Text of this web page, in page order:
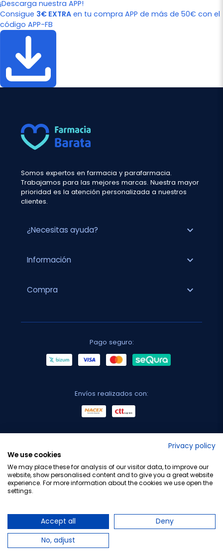
¡Descarga nuestra APP!
Consigue 3€ EXTRA en tu compra APP de más de 50€ con el
código APP-FB
Somos expertos en farmacia y parafarmacia.
Trabajamos para las mejores marcas. Nuestra mayor
prioridad es la atención personalizada a nuestros
clientes.
¿Necesitas ayuda? expand_more
Información expand_more
Compra expand_more
Pago seguro:
Envíos realizados con:
Privacy policy
We use cookies
We may place these for analysis of our visitor data, to improve our
website, show personalised content and to give you a great website
experience. For more information about the cookies we use open the
settings.
Accept all
Deny
No, adjust